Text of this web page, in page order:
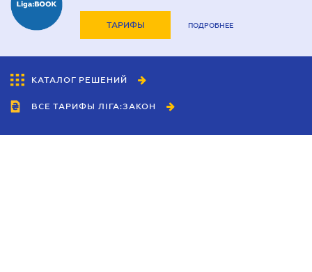
ТАРИФЫ ПОДРОБНЕЕ
КАТАЛОГ РЕШЕНИЙ
ВСЕ ТАРИФЫ ЛІГА:ЗАКОН